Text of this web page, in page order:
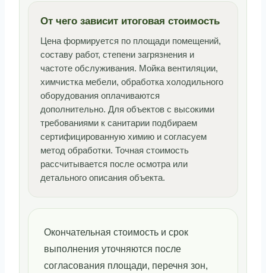
От чего зависит итоговая стоимость
Цена формируется по площади помещений,
составу работ, степени загрязнения и
частоте обслуживания. Мойка вентиляции,
химчистка мебели, обработка холодильного
оборудования оплачиваются
дополнительно. Для объектов с высокими
требованиями к санитарии подбираем
сертифицированную химию и согласуем
метод обработки. Точная стоимость
рассчитывается после осмотра или
детального описания объекта.
Окончательная стоимость и срок
выполнения уточняются после
согласования площади, перечня зон,